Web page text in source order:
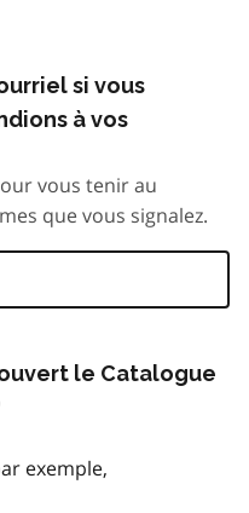
si vous
à vos
vous tenir au
que vous signalez.
le Catalogue
exemple,